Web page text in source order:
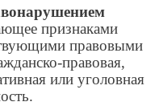
признаками
правовыми
правовая,
или уголовная